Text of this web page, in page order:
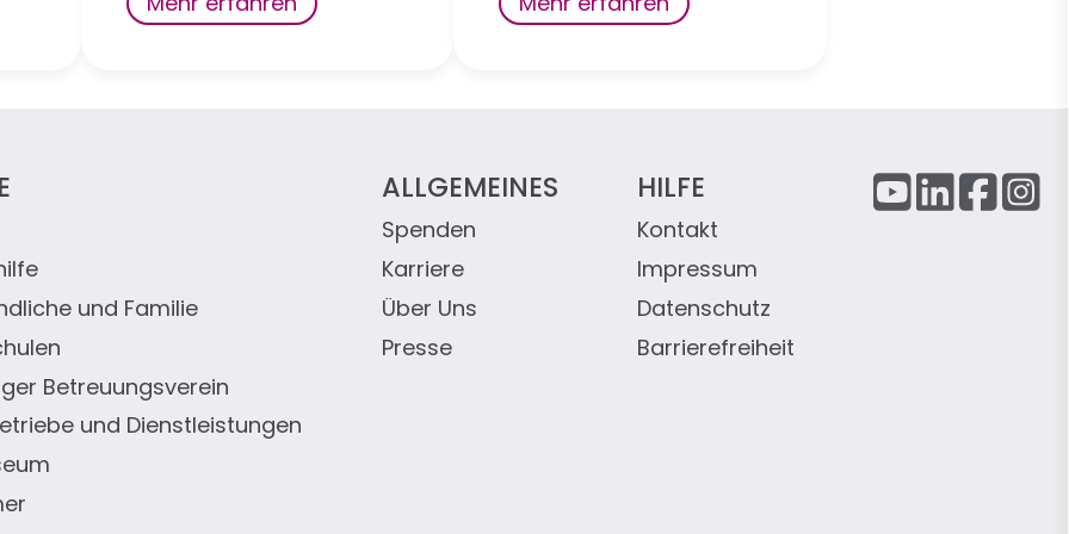
und Familie
Betreuungsverein
und Dienstleistungen
ALLGEMEINES
Spenden
Karriere
Über Uns
Presse
HILFE
Kontakt
Impressum
Datenschutz
Barrierefreiheit